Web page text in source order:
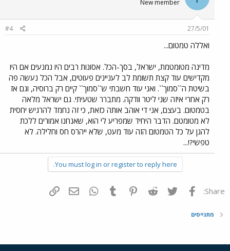
New member
27/5/01
#4
ואללה טמטום...
מדינה מטומטמת, ישראל, בסך-הכל. אסונות רבים היו נמנעים אם היו
מקדישים עוד קצת תשומת לב לעניינים פעוטים, אבל הכל נעשה פה
בשיטת ה``סמוך``. ואני עוד חשבתי ש``סמוך`` קיים רק ברוסיה, וגם אז
רק אחרי איזה שני ליטר וודקה. מתברר שטעיתי. גם ישראל מלאה
בטמטום. בעצם, אני די אוהב אותה כזאת, כי זה נחמד להרגיש יחסית
לא מטומטם. הדבר היחיד שמפריע לי הוא, שאנחנו אמורים ללכת
להגן על כל הטמטום הזה עוד מעט, שלא ייהרס חס וחלילה. לא
טפשי?!...
You must log in or register to reply here.
Share: פייסבוק Twitter
Reddit
Pinterest
Tumblr
WhatsAppדואר אלקטרוני
מתגייסים